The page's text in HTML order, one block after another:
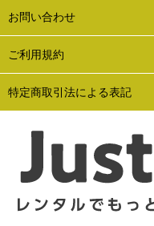
お問い合わせ
ご利用規約
特定商取引法による表記